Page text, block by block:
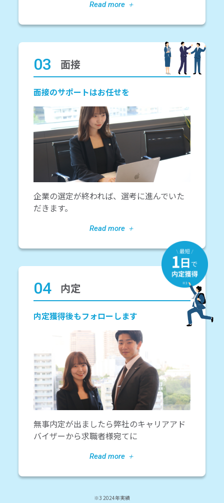
03 面接
面接のサポートはお任せを
企業の選定が終われば、選考に進んでいた
だきます。
04 内定
内定獲得後もフォローします
無事内定が出ましたら弊社のキャリアアド
バイザーから求職者様宛てに
※3 2024年実績